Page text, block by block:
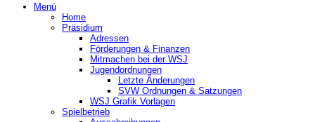
Menü
Home
Präsidium
Adressen
Förderungen & Finanzen
Mitmachen bei der WSJ
Jugendordnungen
Letzte Änderungen
SVW Ordnungen & Satzungen
WSJ Grafik Vorlagen
Spielbetrieb